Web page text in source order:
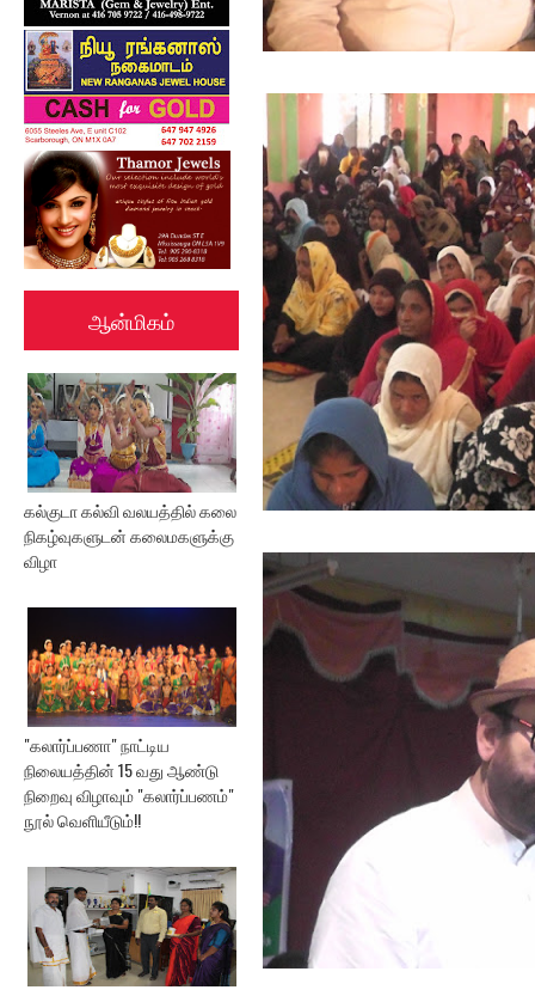
ஆன்மிகம்
கல்குடா கல்வி வலயத்தில் கலை
நிகழ்வுகளுடன் கலைமகளுக்கு
விழா
"கலார்ப்பணா" நாட்டிய
நிலையத்தின் 15 வது ஆண்டு
நிறைவு விழாவும் "கலார்ப்பணம்"
நூல் வெளியீடும்!!